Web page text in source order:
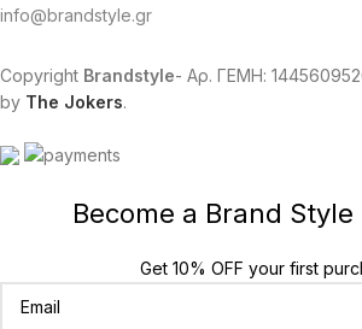
info@brandstyle.gr
Copyright Brandstyle- Αρ. ΓΕΜΗ:
by The Jokers.
Become a Brand
Get 10% OFF your first